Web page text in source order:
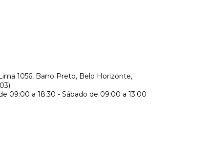
1056, Barro Preto, Belo Horizonte,
09:00 a 18:30 - Sábado de 09:00 a 13:00